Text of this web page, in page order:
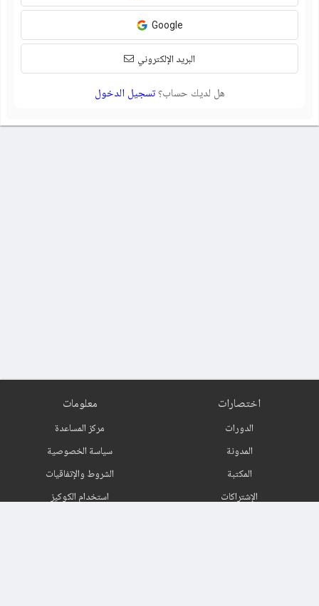
Google
البريد الإلكتروني
هل لديك حساب؟تسجيل الدخول
اختصارات
الدورات
المدونة
المكتبة
الإشتراكات
معلومات
مركز المساعدة
سياسة الخصوصية
الشروط والإتفاقيات
استخدام الكوكيز